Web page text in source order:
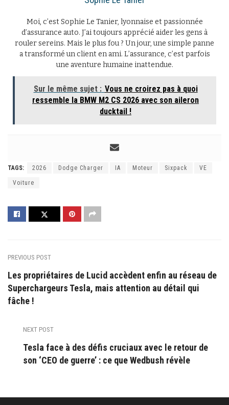
Moi, c’est Sophie Le Tanier, lyonnaise et passionnée
d’assurance auto. J’ai toujours apprécié aider les gens à
rouler sereins. Mais le plus fou ? Un jour, une simple panne
a transformé un client en ami. L’assurance, c’est parfois
une aventure humaine inattendue.
Sur le même sujet : Vous ne croirez pas à quoi
ressemble la BMW M2 CS 2026 avec son aileron
ducktail !
TAGS: 2026 Dodge Charger IA Moteur Sixpack VE
Voiture
PREVIOUS POST
Les propriétaires de Lucid accèdent enfin au réseau de
Superchargeurs Tesla, mais attention au détail qui
fâche !
NEXT POST
Tesla face à des défis cruciaux avec le retour de
son ‘CEO de guerre’ : ce que Wedbush révèle